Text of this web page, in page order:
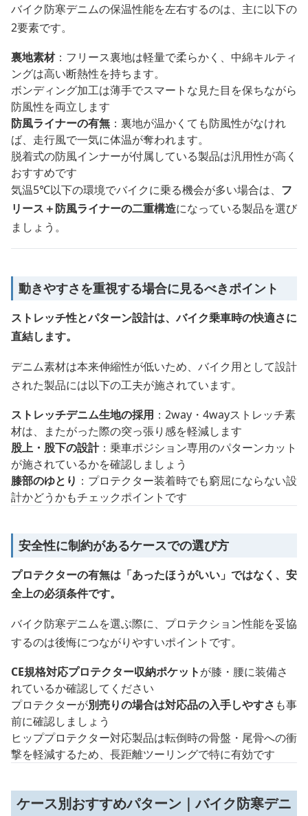
バイク防寒デニムの保温性能を左右するのは、主に以下の
2要素です。
裏地素材：フリース裏地は軽量で柔らかく、中綿キルティ
ングは高い断熱性を持ちます。
ボンディング加工は薄手でスマートな見た目を保ちながら
防風性を両立します
防風ライナーの有無 ：裏地が温かくても防風性がなけれ
ば、走行風で一気に体温が奪われます。
脱着式の防風インナーが付属している製品は汎用性が高く
おすすめです
気温5℃以下の環境でバイクに乗る機会が多い場合は、 フ
リース＋防風ライナーの二重構造になっている製品を選び
ましょう。
動きやすさを重視する場合に見るべきポイント
ストレッチ性とパターン設計は、バイク乗車時の快適さに
直結します。
デニム素材は本来伸縮性が低いため、バイク用として設計
された製品には以下の工夫が施されています。
ストレッチデニム生地の採用 ：2way・4wayストレッチ素
材は、またがった際の突っ張り感を軽減します
股上・股下の設計：乗車ポジション専用のパターンカット
が施されているかを確認しましょう
膝部のゆとり ：プロテクター装着時でも窮屈にならない設
計かどうかもチェックポイントです
安全性に制約があるケースでの選び方
プロテクターの有無は「あったほうがいい」ではなく、安
全上の必須条件です。
バイク防寒デニムを選ぶ際に、プロテクション性能を妥協
するのは後悔につながりやすいポイントです。
CE規格対応プロテクター収納ポケットが膝・腰に装備さ
れているか確認してください
プロテクターが別売りの場合は対応品の入手しやすさ も事
前に確認しましょう
ヒッププロテクター対応製品は転倒時の骨盤・尾骨への衝
撃を軽減するため、長距離ツーリングで特に有効です
ケース別おすすめパターン｜バイク防寒デニ